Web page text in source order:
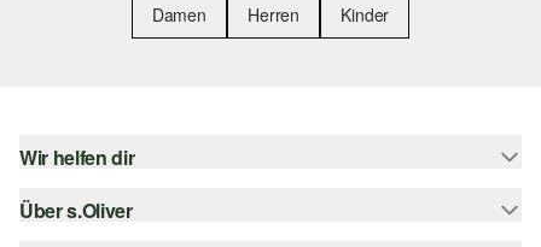
Damen Herren Kinder
Wir helfen dir
Hilfe & FAQ
Über s.Oliver